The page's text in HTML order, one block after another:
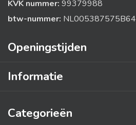
KVK nummer: 99379988
btw-nummer: NL005387575B64
Openingstijden
Informatie
Categorieën